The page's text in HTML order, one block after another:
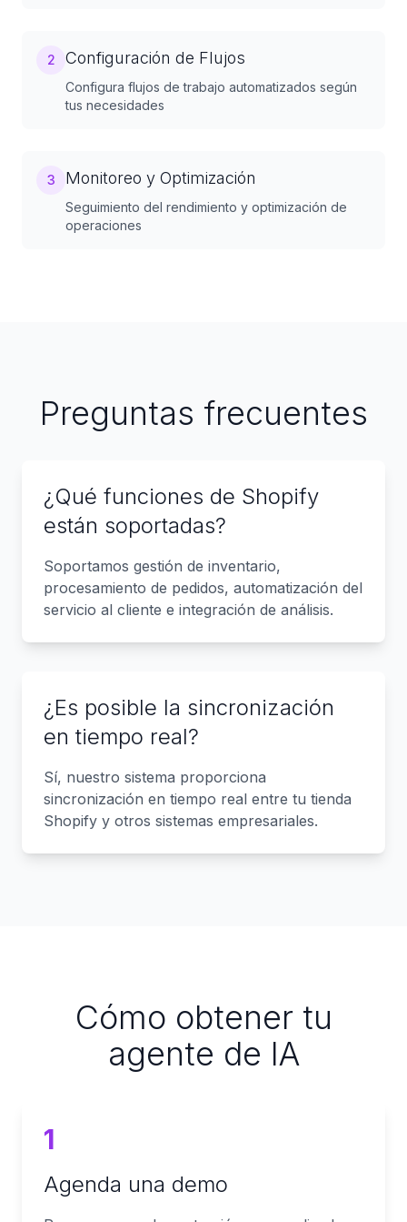
2 Configuración de Flujos
Configura flujos de trabajo automatizados según
tus necesidades
3 Monitoreo y Optimización
Seguimiento del rendimiento y optimización de
operaciones
Preguntas frecuentes
¿Qué funciones de Shopify
están soportadas?
Soportamos gestión de inventario,
procesamiento de pedidos, automatización del
servicio al cliente e integración de análisis.
¿Es posible la sincronización
en tiempo real?
Sí, nuestro sistema proporciona
sincronización en tiempo real entre tu tienda
Shopify y otros sistemas empresariales.
Cómo obtener tu
agente de IA
1
Agenda una demo